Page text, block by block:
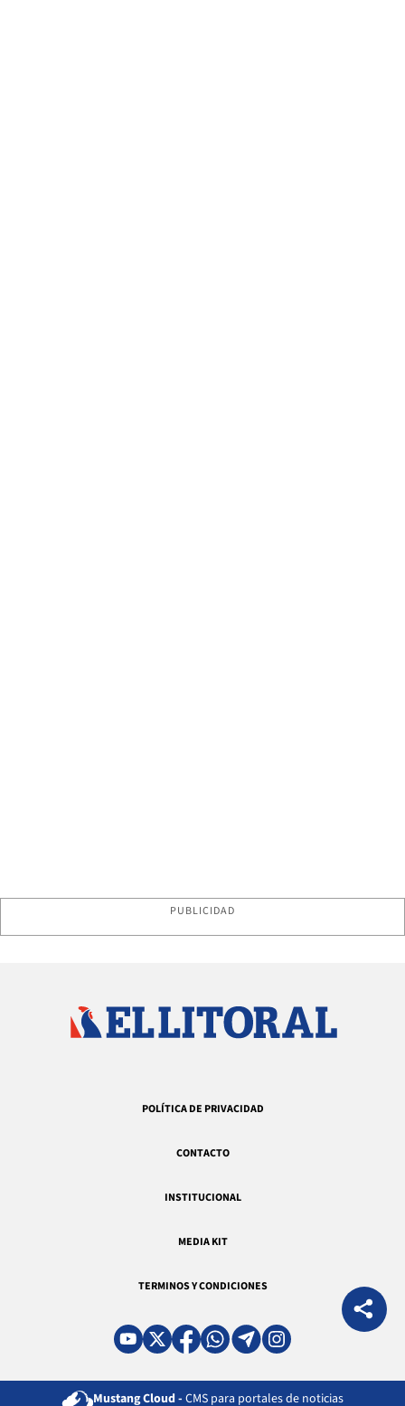
PUBLICIDAD
POLÍTICA DE PRIVACIDAD
CONTACTO
INSTITUCIONAL
MEDIA KIT
TERMINOS Y CONDICIONES
Mustang Cloud - CMS para portales de noticias